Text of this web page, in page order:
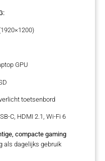
GPU
toetsenbord
C, HDMI 2.1, Wi-Fi 6
compacte gaming
als dagelijks gebruik